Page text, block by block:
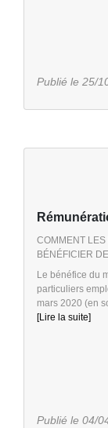
Publié le 25/
COMMENT
BÉNÉFICIER
Le bénéfice du
particuliers
mars 2020 (en
[Lire la suite]
Publié le 04/